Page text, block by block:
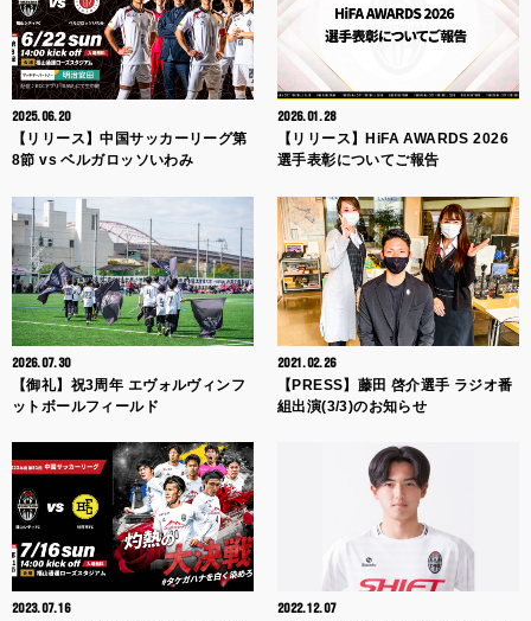
2025.06.20
【リリース】中国サッカーリーグ第
8節 vs ベルガロッソいわみ
2026.01.28
【リリース】HiFA AWARDS 2026
選手表彰についてご報告
2026.07.30
【御礼】祝3周年 エヴォルヴィンフ
ットボールフィールド
2021.02.26
【PRESS】藤田 啓介選手 ラジオ番
組出演(3/3)のお知らせ
2023.07.16 2022.12.07